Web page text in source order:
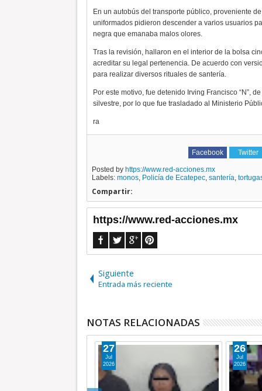
En un autobús del transporte público, proveniente
uniformados pidieron descender a varios usuarios
negra que emanaba malos olores.
Tras la revisión, hallaron en el interior de la bolsa
acreditar su legal pertenencia. De acuerdo con
para realizar diversos rituales de santería.
Por este motivo, fue detenido Irving Francisco “N”,
silvestre, por lo que fue trasladado al Ministerio
ra
Facebook Twitter
Posted by https://www.red-acciones.mx
Labels: monos, Policía de Ecatepec, santería,
Compartir:
https://www.red-acciones.mx
Siguiente
Entrada más reciente
NOTAS RELACIONADAS
26
2026
25
Jul
2026